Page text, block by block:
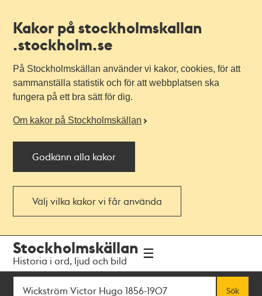
Kakor på stockholmskallan
.stockholm.se
På Stockholmskällan använder vi kakor, cookies, för att
sammanställa statistik och för att webbplatsen ska
fungera på ett bra sätt för dig.
Om kakor på Stockholmskällan
Godkänn alla kakor
Välj vilka kakor vi får använda
navigationen
huvudinnehållet
Stockholmskällan
Historia i ord, ljud och bild
Sök
Sök